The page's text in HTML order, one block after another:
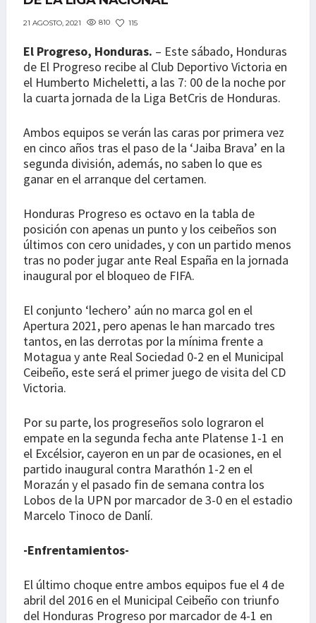
21 AGOSTO, 2021 810 115
El Progreso, Honduras. – Este sábado, Honduras
de El Progreso recibe al Club Deportivo Victoria en
el Humberto Micheletti, a las 7: 00 de la noche por
la cuarta jornada de la Liga BetCris de Honduras.
Ambos equipos se verán las caras por primera vez
en cinco años tras el paso de la ‘Jaiba Brava’ en la
segunda división, además, no saben lo que es
ganar en el arranque del certamen.
Honduras Progreso es octavo en la tabla de
posición con apenas un punto y los ceibeños son
últimos con cero unidades, y con un partido menos
tras no poder jugar ante Real España en la jornada
inaugural por el bloqueo de FIFA.
El conjunto ‘lechero’ aún no marca gol en el
Apertura 2021, pero apenas le han marcado tres
tantos, en las derrotas por la mínima frente a
Motagua y ante Real Sociedad 0-2 en el Municipal
Ceibeño, este será el primer juego de visita del CD
Victoria.
Por su parte, los progreseños solo lograron el
empate en la segunda fecha ante Platense 1-1 en
el Excélsior, cayeron en un par de ocasiones, en el
partido inaugural contra Marathón 1-2 en el
Morazán y el pasado fin de semana contra los
Lobos de la UPN por marcador de 3-0 en el estadio
Marcelo Tinoco de Danlí.
-Enfrentamientos-
El último choque entre ambos equipos fue el 4 de
abril del 2016 en el Municipal Ceibeño con triunfo
del Honduras Progreso por marcador de 4-1 en